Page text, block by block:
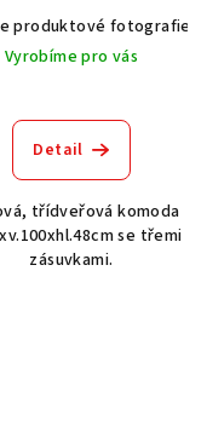
s patinou BT9001-A6
produktové fotografie
Vyrobíme pro vás
Detail
třídveřová komoda
se třemi
zásuvkami.